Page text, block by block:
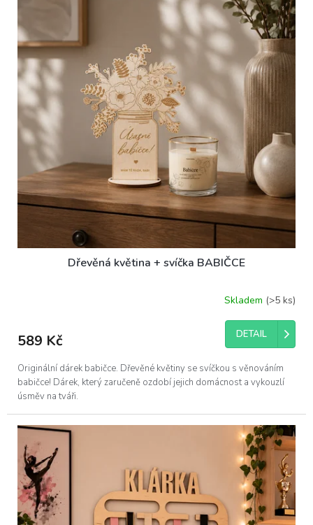
Dřevěná květina + svíčka BABIČCE
Skladem (>5 ks)
589 Kč DETAIL
Originální dárek babičce. Dřevěné květiny se svíčkou s věnováním
babičce! Dárek, který zaručeně ozdobí jejich domácnost a vykouzlí
úsměv na tváři.